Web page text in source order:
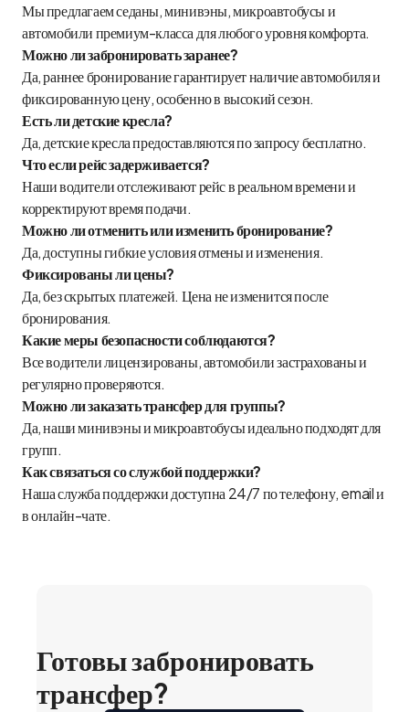
Мы предлагаем седаны, минивэны, микроавтобусы и
автомобили премиум-класса для любого уровня комфорта.
Можно ли забронировать заранее?
Да, раннее бронирование гарантирует наличие автомобиля и
фиксированную цену, особенно в высокий сезон.
Есть ли детские кресла?
Да, детские кресла предоставляются по запросу бесплатно.
Что если рейс задерживается?
Наши водители отслеживают рейс в реальном времени и
корректируют время подачи.
Можно ли отменить или изменить бронирование?
Да, доступны гибкие условия отмены и изменения.
Фиксированы ли цены?
Да, без скрытых платежей. Цена не изменится после
бронирования.
Какие меры безопасности соблюдаются?
Все водители лицензированы, автомобили застрахованы и
регулярно проверяются.
Можно ли заказать трансфер для группы?
Да, наши минивэны и микроавтобусы идеально подходят для
групп.
Как связаться со службой поддержки?
Наша служба поддержки доступна 24/7 по телефону, email и
в онлайн-чате.
Готовы забронировать
трансфер?